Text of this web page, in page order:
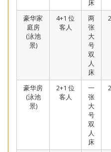
床
豪华家
庭房
(泳池
景)
4+1 位
客人
两
张
大
号
双
人
床
豪华房
(泳池
景)
2+1 位
客人
一
张
大
号
双
人
床